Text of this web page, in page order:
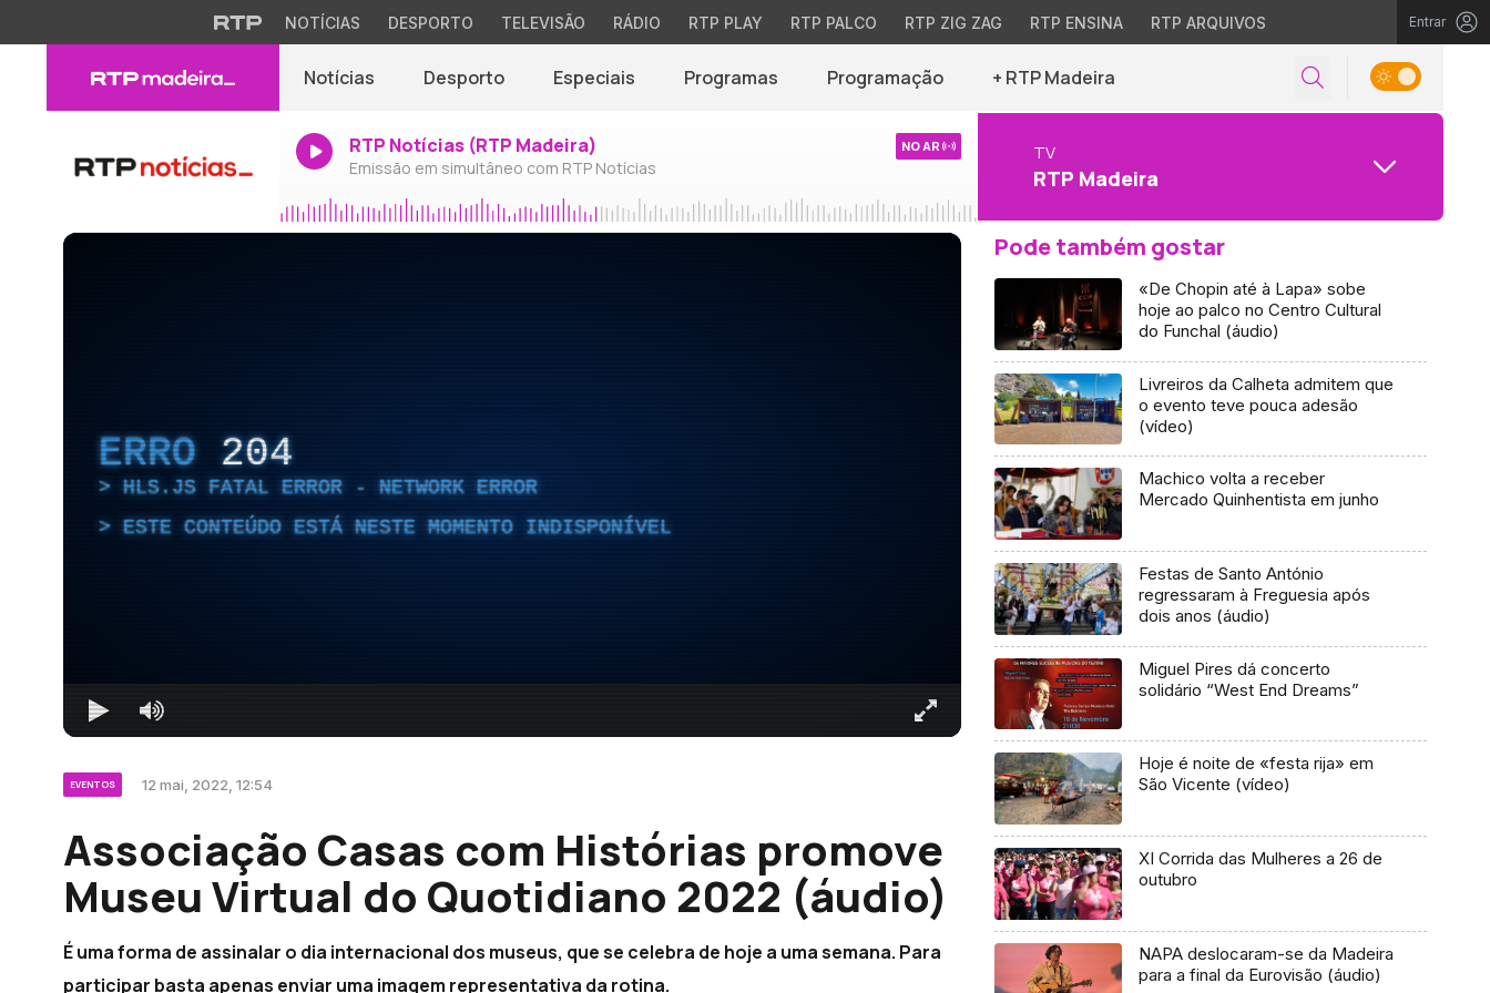
NOTÍCIAS DESPORTO TELEVISÃO RÁDIO RTP PLAY RTP PALCO RTP ZIG ZAG RTP ENSINA RTP ARQUIVOS Entrar
Notícias Desporto Especiais Programas Programação + RTP Madeira
RTP Notícias (RTP Madeira)
Emissão em simultâneo com RTP Notícias
NO AR TV
RTP Madeira
ERRO 204
HLS.JS FATAL ERROR - NETWORK ERROR
ESTE CONTEÚDO ESTÁ NESTE MOMENTO INDISPONÍVEL
EVENTOS 12 mai, 2022, 12:54
Associação Casas com Histórias promove
Museu Virtual do Quotidiano 2022 (áudio)
É uma forma de assinalar o dia internacional dos museus, que se celebra de hoje a uma semana. Para
participar basta apenas enviar uma imagem representativa da rotina.
Pode também gostar
«De Chopin até à Lapa» sobe
hoje ao palco no Centro Cultural
do Funchal (áudio)
Livreiros da Calheta admitem que
o evento teve pouca adesão
(vídeo)
Machico volta a receber
Mercado Quinhentista em junho
Festas de Santo António
regressaram à Freguesia após
dois anos (áudio)
Miguel Pires dá concerto
solidário “West End Dreams”
Hoje é noite de «festa rija» em
São Vicente (vídeo)
XI Corrida das Mulheres a 26 de
outubro
NAPA deslocaram-se da Madeira
para a final da Eurovisão (áudio)